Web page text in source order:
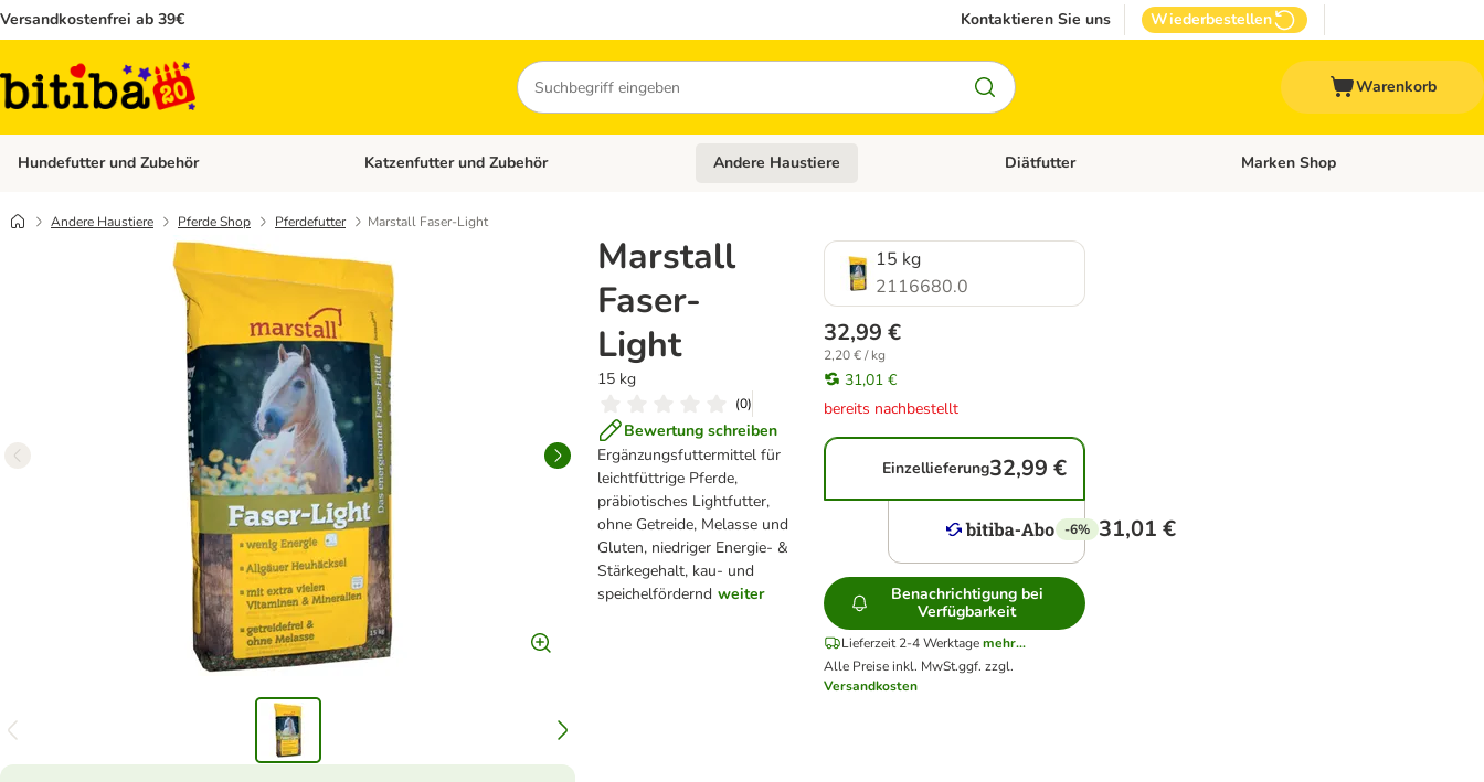
Versandkostenfrei ab 39€ Kontaktieren Sie uns Wiederbestellen
Suchen
Warenkorb
Hundefutter und Zubehör Kategorie-Menü öffnen: Hundefutter und Zubehör
Katzenfutter und Zubehör Kategorie-Menü öffnen: Katzenfutter und Zubehör
Andere Haustiere Kategorie-Menü öffnen: Andere Haustiere
Diätfutter Kategorie-Menü öffnen: Diätfutter
Marken Shop
Andere Haustiere Pferde Shop Pferdefutter Marstall Faser-Light
Marstall
Faser-
Light
15 kg
(0)
Bewertung schreiben
Ergänzungsfuttermittel für
leichtfüttrige Pferde,
präbiotisches Lightfutter,
ohne Getreide, Melasse und
Gluten, niedriger Energie- &
Stärkegehalt, kau- und
speichelfördernd weiter
15 kg
2116680.0
32,99 €
2,20 € / kg
31,01 €
bereits nachbestellt
Einzellieferung32,99 €
-6% 31,01 €
Benachrichtigung bei
Verfügbarkeit
Lieferzeit 2-4 Werktagemehr...
Alle Preise inkl. MwSt.ggf. zzgl.
Versandkosten